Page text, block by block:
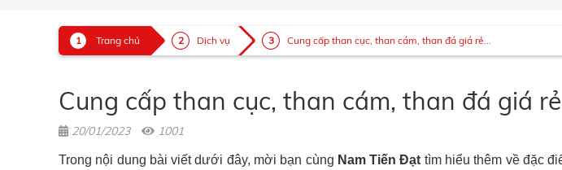
Trang chủ Dịch vụ Cung cấp than cục, than cám, than đá giá rẻ...
Cung cấp than cục, than cám, than đá giá
20/01/2023 1001
Trong nội dung bài viết dưới đây, mời bạn cùng Nam Tiến Đạt tìm hiểu thêm về đặc